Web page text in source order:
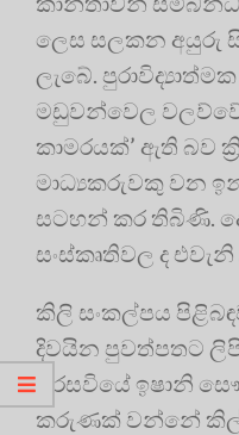
ලෙස සලකන අයුරු
ලැබේ.
මඩුවන්වෙල
කාමරයක්’ ඇති බව
මාධ්‍යකරුවකු වන
සටහන් කර තිබිණි.
සංස්කෘතිවල ද
කිලි සංකල්පය
දිවයින පුවත්පතට
සරසවියේ ඉෂානි
කරුණක් වන්නේ